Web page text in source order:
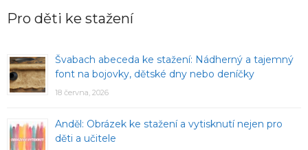
Pro děti ke stažení
Švabach abeceda ke stažení: Nádherný a tajemný
font na bojovky, dětské dny nebo deníčky
18 června, 2026
Anděl: Obrázek ke stažení a vytisknutí nejen pro
děti a učitele